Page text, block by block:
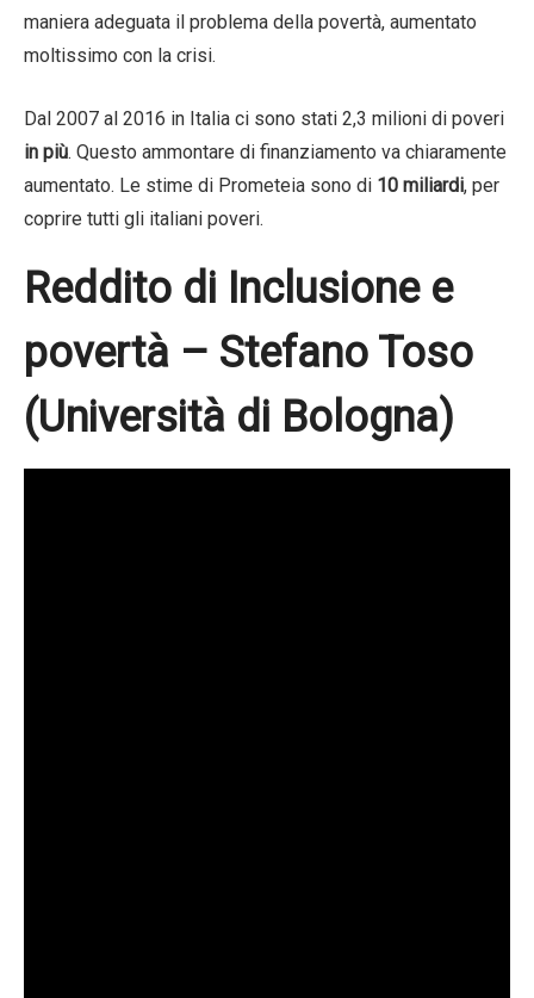
maniera adeguata il problema della povertà, aumentato
moltissimo con la crisi.
Dal 2007 al 2016 in Italia ci sono stati 2,3 milioni di poveri
in più. Questo ammontare di finanziamento va chiaramente
aumentato. Le stime di Prometeia sono di 10 miliardi, per
coprire tutti gli italiani poveri.
Reddito di Inclusione e
povertà – Stefano Toso
(Università di Bologna)